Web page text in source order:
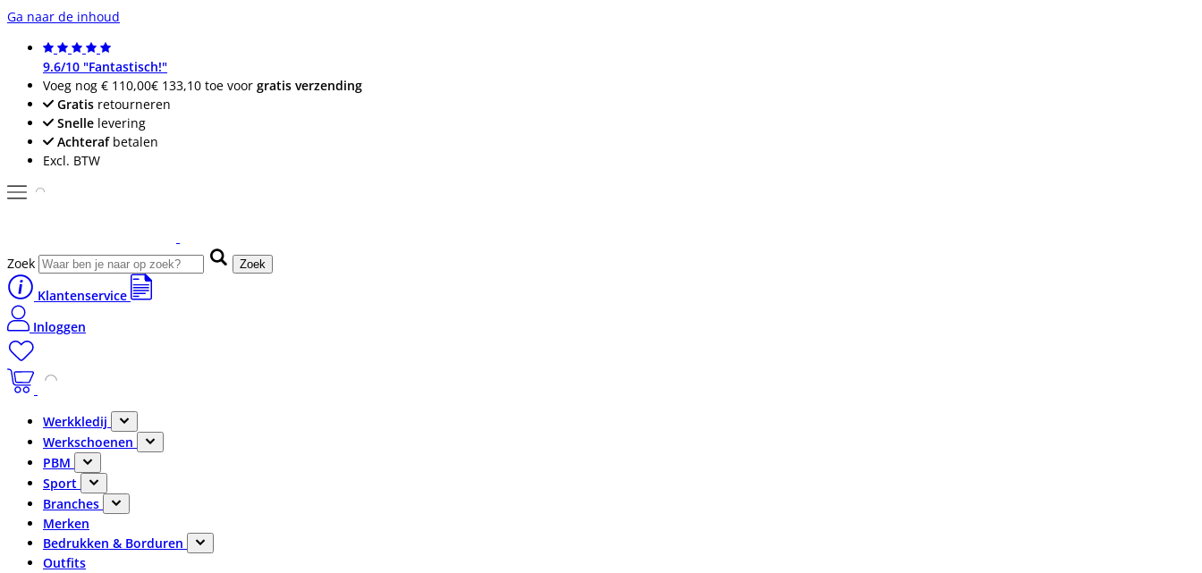
Ga naar de inhoud
9.6/10 "Fantastisch!"
Voeg nog € 110,00€ 133,10 toe voor gratis verzending
Gratis retourneren
Snelle levering
Achterafbetalen
Excl. BTW
Zoek Zoek
Klantenservice
Inloggen
Werkkledij
Werkschoenen
PBM
Sport
Branches
Merken
Bedrukken & Borduren
Outfits